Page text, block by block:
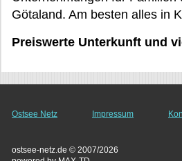
Götaland. Am besten alles in
Preiswerte Unterkunft und
Ostsee Netz Impressum
ostsee-netz.de © 2007/2026